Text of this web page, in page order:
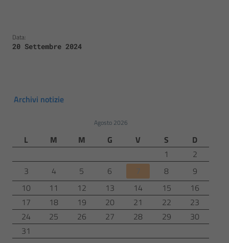
Data:
20 Settembre 2024
Archivi notizie
Agosto 2026
L M M G V S
D
1
2
3
4 5 6 7 8
9
10
11 12 13 14 15
16
17
18 19 20 21 22
23
24
25 26 27 28 29
30
31